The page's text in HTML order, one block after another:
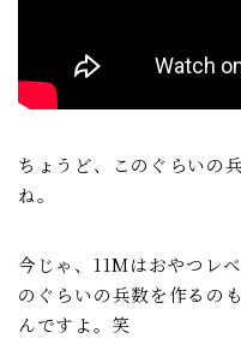
ちょうど、このぐらいの
ね。
今じゃ、11Mはおやつレ
のぐらいの兵数を作るの
んですよ。笑